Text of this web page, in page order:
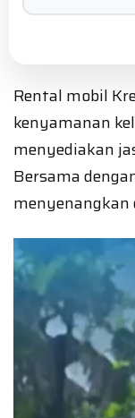
Rental mobil
kenyamanan
menyediakan
Bersama